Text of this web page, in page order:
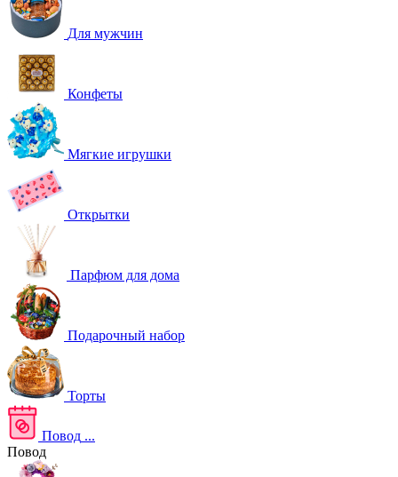
Для мужчин
Конфеты
Мягкие игрушки
Открытки
Парфюм для дома
Подарочный набор
Торты
Повод ...
Повод